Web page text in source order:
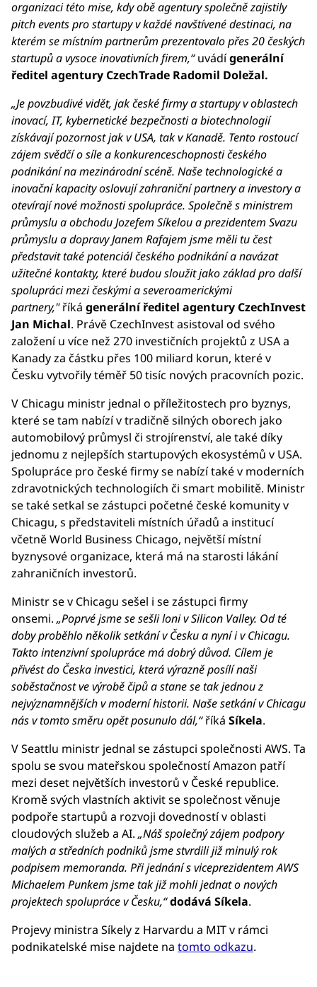
organizaci této mise, kdy obě agentury společně zajistily
pitch events pro startupy v každé navštívené destinaci, na
kterém se místním partnerům prezentovalo přes 20 českých
startupů a vysoce inovativních firem,“uvádígenerální
ředitel agentury CzechTrade Radomil Doležal.
„Je povzbudivé vidět, jak české firmy a startupy v oblastech
inovací, IT, kybernetické bezpečnosti a biotechnologií
získávají pozornost jak v USA, tak v Kanadě. Tento rostoucí
zájem svědčí o síle a konkurenceschopnosti českého
podnikání na mezinárodní scéně. Naše technologické a
inovační kapacity oslovují zahraniční partnery a investory a
otevírají nové možnosti spolupráce. Společně s ministrem
průmyslu a obchodu Jozefem Síkelou a prezidentem Svazu
průmyslu a dopravy Janem Rafajem jsme měli tu čest
představit také potenciál českého podnikání a navázat
užitečné kontakty, které budou sloužit jako základ pro další
spolupráci mezi českými a severoamerickými
partnery,"říká generální ředitel agentury CzechInvest
Jan Michal. Právě CzechInvest asistoval od svého
založení u více než 270 investičních projektů z USA a
Kanady za částku přes 100 miliard korun, které v
Česku vytvořily téměř 50 tisíc nových pracovních pozic.
V Chicagu ministr jednal o příležitostech pro byznys,
které se tam nabízí v tradičně silných oborech jako
automobilový průmysl či strojírenství, ale také díky
jednomu z nejlepších startupových ekosystémů v USA.
Spolupráce pro české firmy se nabízí také v moderních
zdravotnických technologiích či smart mobilitě. Ministr
se také setkal se zástupci početné české komunity v
Chicagu, s představiteli místních úřadů a institucí
včetně World Business Chicago, největší místní
byznysové organizace, která má na starosti lákání
zahraničních investorů.
Ministr se v Chicagu sešel i se zástupci firmy
onsemi. „Poprvé jsme se sešli loni v Silicon Valley. Od té
doby proběhlo několik setkání v Česku a nyní i v Chicagu.
Takto intenzivní spolupráce má dobrý důvod. Cílem je
přivést do Česka investici, která výrazně posílí naši
soběstačnost ve výrobě čipů a stane se tak jednou z
nejvýznamnějších v moderní historii. Naše setkání v Chicagu
nás v tomto směru opět posunulo dál,“říká Síkela.
V Seattlu ministr jednal se zástupci společnosti AWS. Ta
spolu se svou mateřskou společností Amazon patří
mezi deset největších investorů v České republice.
Kromě svých vlastních aktivit se společnost věnuje
podpoře startupů a rozvoji dovedností v oblasti
cloudových služeb a AI. „Náš společný zájem podpory
malých a středních podniků jsme stvrdili již minulý rok
podpisem memoranda. Při jednání s viceprezidentem AWS
Michaelem Punkem jsme tak již mohli jednat o nových
projektech spolupráce v Česku,“dodává Síkela.
Projevy ministra Síkely z Harvardu a MIT v rámci
podnikatelské mise najdete na tomto odkazu.